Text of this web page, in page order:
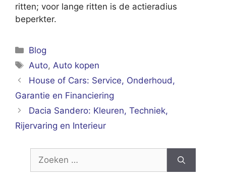
ritten; voor lange ritten is de actieradius
beperkter.
Categorieën
Blog
Tags
Auto,Auto kopen
House of Cars: Service, Onderhoud,
Garantie en Financiering
Dacia Sandero: Kleuren, Techniek,
Rijervaring en Interieur
Zoek